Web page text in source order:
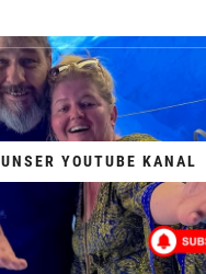
UNSER YOUTUBE KANAL